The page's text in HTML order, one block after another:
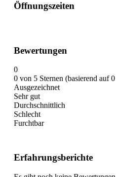
Öffnungszeiten
Bewertungen
0
0 von 5 Sternen (basierend auf
Ausgezeichnet
Sehr gut
Durchschnittlich
Schlecht
Furchtbar
Erfahrungsberichte